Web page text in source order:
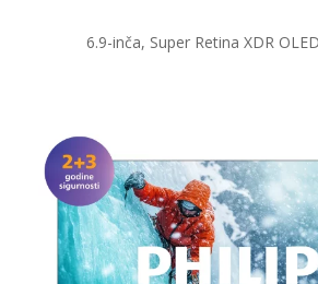
6.9-inča, Super Retina XDR